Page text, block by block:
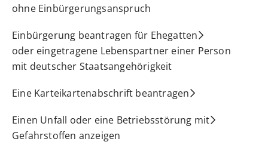
ohne Einbürgerungsanspruch
Einbürgerung beantragen für Ehegatten
oder eingetragene Lebenspartner einer Person
mit deutscher Staatsangehörigkeit
Eine Karteikartenabschrift beantragen
Einen Unfall oder eine Betriebsstörung mit
Gefahrstoffen anzeigen